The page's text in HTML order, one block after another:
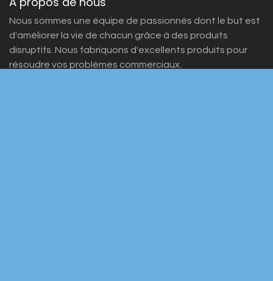
Nous sommes une équipe de passionnés dont le but est
d'améliorer la vie de chacun grâce à des produits
disruptifs. Nous fabriquons d'excellents produits pour
résoudre vos problèmes commerciaux.